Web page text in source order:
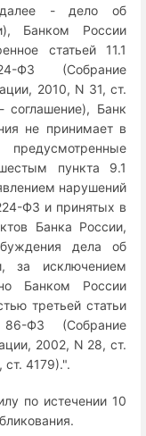
- дело об
Банком России
статьей 11.1
ФЗ (Собрание
2010, N 31, ст.
Банк
не принимает в
пункта 9.1
нарушений
ФЗ и принятых в
Банка России,
дела об
за исключением
Банком России
третьей статьи
ФЗ (Собрание
2002, N 28, ст.
4179).".
по истечении 10